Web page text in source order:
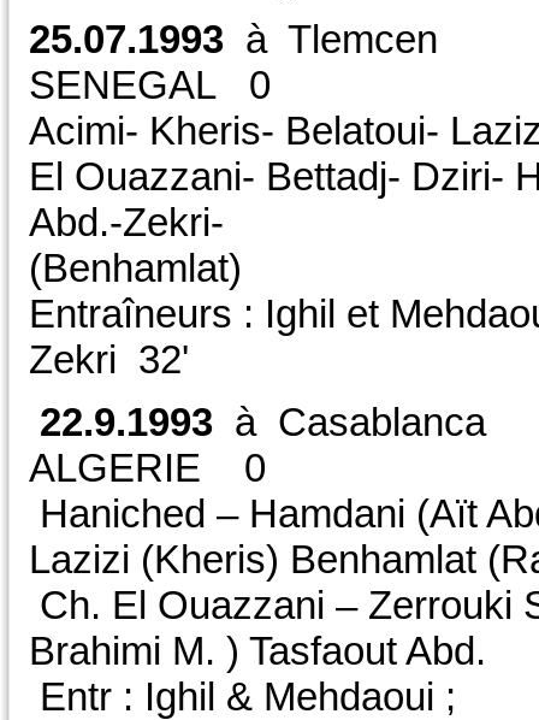
25.07.1993 à
SENEGAL 0
Acimi- Kheris- Belatoui-
El Ouazzani- Bettadj- Dziri-
Abd.-Zekri-
(Benhamlat)
Entraîneurs : Ighil et
Zekri 32'
22.9.1993 à
ALGERIE
Haniched – Hamdani (Aït
Lazizi (Kheris) Benhamlat
Ch. El Ouazzani – Zerrouki
Brahimi M. ) Tasfaout Abd.
Entr : Ighil & Mehdaoui ;